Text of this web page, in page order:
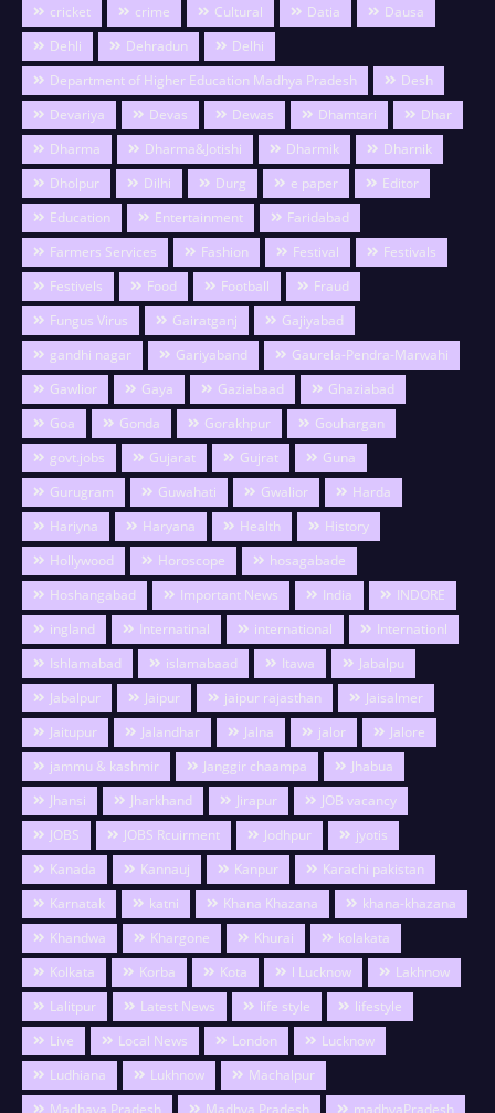
cricket
crime Cultural Datia
Dausa
Dehli
Dehradun
Delhi
Department of Higher Education Madhya Pradesh
Desh
Devariya
Devas Dewas Dhamtari
Dhar
Dharma
Dharma&Jotishi Dharmik
Dharnik
Dholpur
Dilhi Durg e paper
Editor
Education
Entertainment
Faridabad
Farmers Services
Fashion Festival
Festivals
Festivels
Food Football
Fraud
Fungus Virus
Gairatganj
Gajiyabad
gandhi nagar
Gariyaband
Gaurela-Pendra-Marwahi
Gawlior
Gaya Gaziabaad
Ghaziabad
Goa
Gonda Gorakhpur
Gouhargan
govt.jobs
Gujarat Gujrat
Guna
Gurugram
Guwahati Gwalior
Harda
Hariyna
Haryana Health
History
Hollywood
Horoscope
hosagabade
Hoshangabad
Important News India
INDORE
ingland
Internatinal international
Internationl
Ishlamabad
islamabaad Itawa
Jabalpu
Jabalpur
Jaipur jaipur rajasthan
Jaisalmer
Jaitupur
Jalandhar Jalna jalor
Jalore
jammu & kashmir
Janggir chaampa
Jhabua
Jhansi
Jharkhand Jirapur
JOB vacancy
JOBS
JOBS Rcuirment Jodhpur
jyotis
Kanada
Kannauj Kanpur
Karachi pakistan
Karnatak
katni Khana Khazana
khana-khazana
Khandwa
Khargone Khurai
kolakata
Kolkata
Korba Kota l Lucknow
Lakhnow
Lalitpur
Latest News life style
lifestyle
Live
Local News London
Lucknow
Ludhiana
Lukhnow
Machalpur
Madhaya Pradesh
Madhya Pradesh
madhyaPradesh